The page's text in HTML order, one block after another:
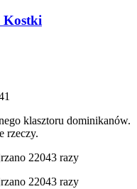
Kostki
klasztoru dominikanów.
rzeczy.
22043 razy
22043 razy